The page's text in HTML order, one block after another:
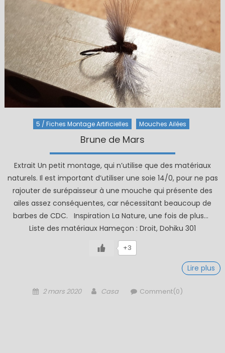
5 / Fiches Montage Artificielles Mouches Ailées
Brune de Mars
Extrait Un petit montage, qui n’utilise que des matériaux
naturels. Il est important d’utiliser une soie 14/0, pour ne pas
rajouter de surépaisseur à une mouche qui présente des
ailes assez conséquentes, car nécessitant beaucoup de
barbes de CDC. Inspiration La Nature, une fois de plus…
Liste des matériaux Hameçon : Droit, Dohiku 301
+3
Lire plus
Posted
2 mars 2020 Author
Casa Comment(0)